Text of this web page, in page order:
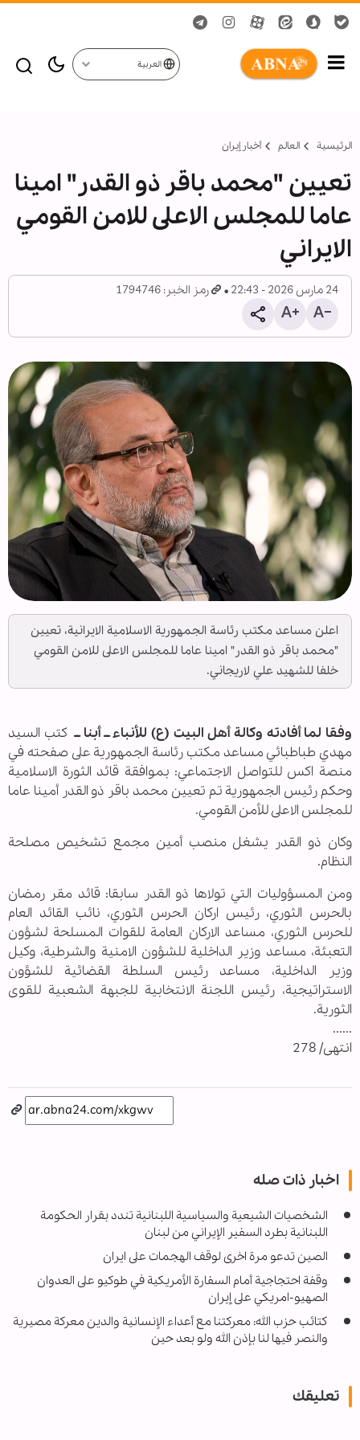
العربية
الرئيسية العالم أخبار إيران
تعيين "محمد باقر ذو القدر" امينا
عاما للمجلس الاعلى للامن القومي
الايراني
24 مارس 2026 - 22:43 رمز الخبر: 1794746
اعلن مساعد مكتب رئاسة الجمهورية الاسلامية الايرانية، تعيين
"محمد باقر ذو القدر" امينا عاما للمجلس الاعلى للامن القومي
خلفا للشهيد علي لاريجاني.
وفقا لما أفادته وكالة أهل البيت (ع) للأنباء ــ أبنا ــكتب السيد
مهدي طباطبائي مساعد مكتب رئاسة الجمهورية على صفحته في
منصة اكس للتواصل الاجتماعي: بموافقة قائد الثورة الاسلامية
وحكم رئيس الجمهورية تم تعيين محمد باقر ذو القدر أمينا عاما
للمجلس الاعلى للأمن القومي.
وكان ذو القدر يشغل منصب أمين مجمع تشخيص مصلحة
النظام.
ومن المسؤوليات التي تولاها ذو القدر سابقا: قائد مقر رمضان
بالحرس الثوري، رئيس اركان الحرس الثوري، نائب القائد العام
للحرس الثوري، مساعد الاركان العامة للقوات المسلحة لشؤون
التعبئة، مساعد وزير الداخلية للشؤون الامنية والشرطية، وكيل
وزير الداخلية، مساعد رئيس السلطة القضائية للشؤون
الاستراتيجية، رئيس اللجنة الانتخابية للجبهة الشعبية للقوى
الثورية.
......
انتهى/ 278
اخبار ذات صله
الشخصیات الشیعیة والسیاسیة اللبنانیة تندد بقرار الحکومة
اللبنانیة بطرد السفیر الإیراني من لبنان
الصين تدعو مرة اخرى لوقف الهجمات على ايران
وقفة احتجاجية أمام السفارة الأمريكية في طوكيو على العدوان
الصهيو-امريكي على إيران
كتائب حزب الله: معركتنا مع أعداء الإنسانية والدين معركة مصيرية
والنصر فيها لنا بإذن الله ولو بعد حين
تعليقك